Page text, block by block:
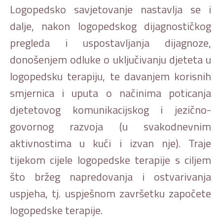
Logopedsko savjetovanje nastavlja se i
dalje, nakon logopedskog dijagnostičkog
pregleda i uspostavljanja dijagnoze,
donošenjem odluke o uključivanju djeteta u
logopedsku terapiju, te davanjem korisnih
smjernica i uputa o načinima poticanja
djetetovog komunikacijskog i jezično-
govornog razvoja (u svakodnevnim
aktivnostima u kući i izvan nje). Traje
tijekom cijele logopedske terapije s ciljem
što bržeg napredovanja i ostvarivanja
uspjeha, tj. uspješnom završetku započete
logopedske terapije.